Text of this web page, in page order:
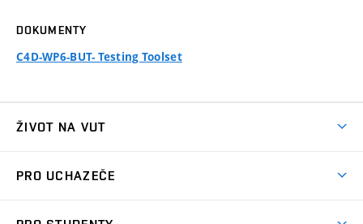
DOKUMENTY
C4D-WP6-BUT- Testing Toolset
ŽIVOT NA VUT
Koleje
PRO UCHAZEČE